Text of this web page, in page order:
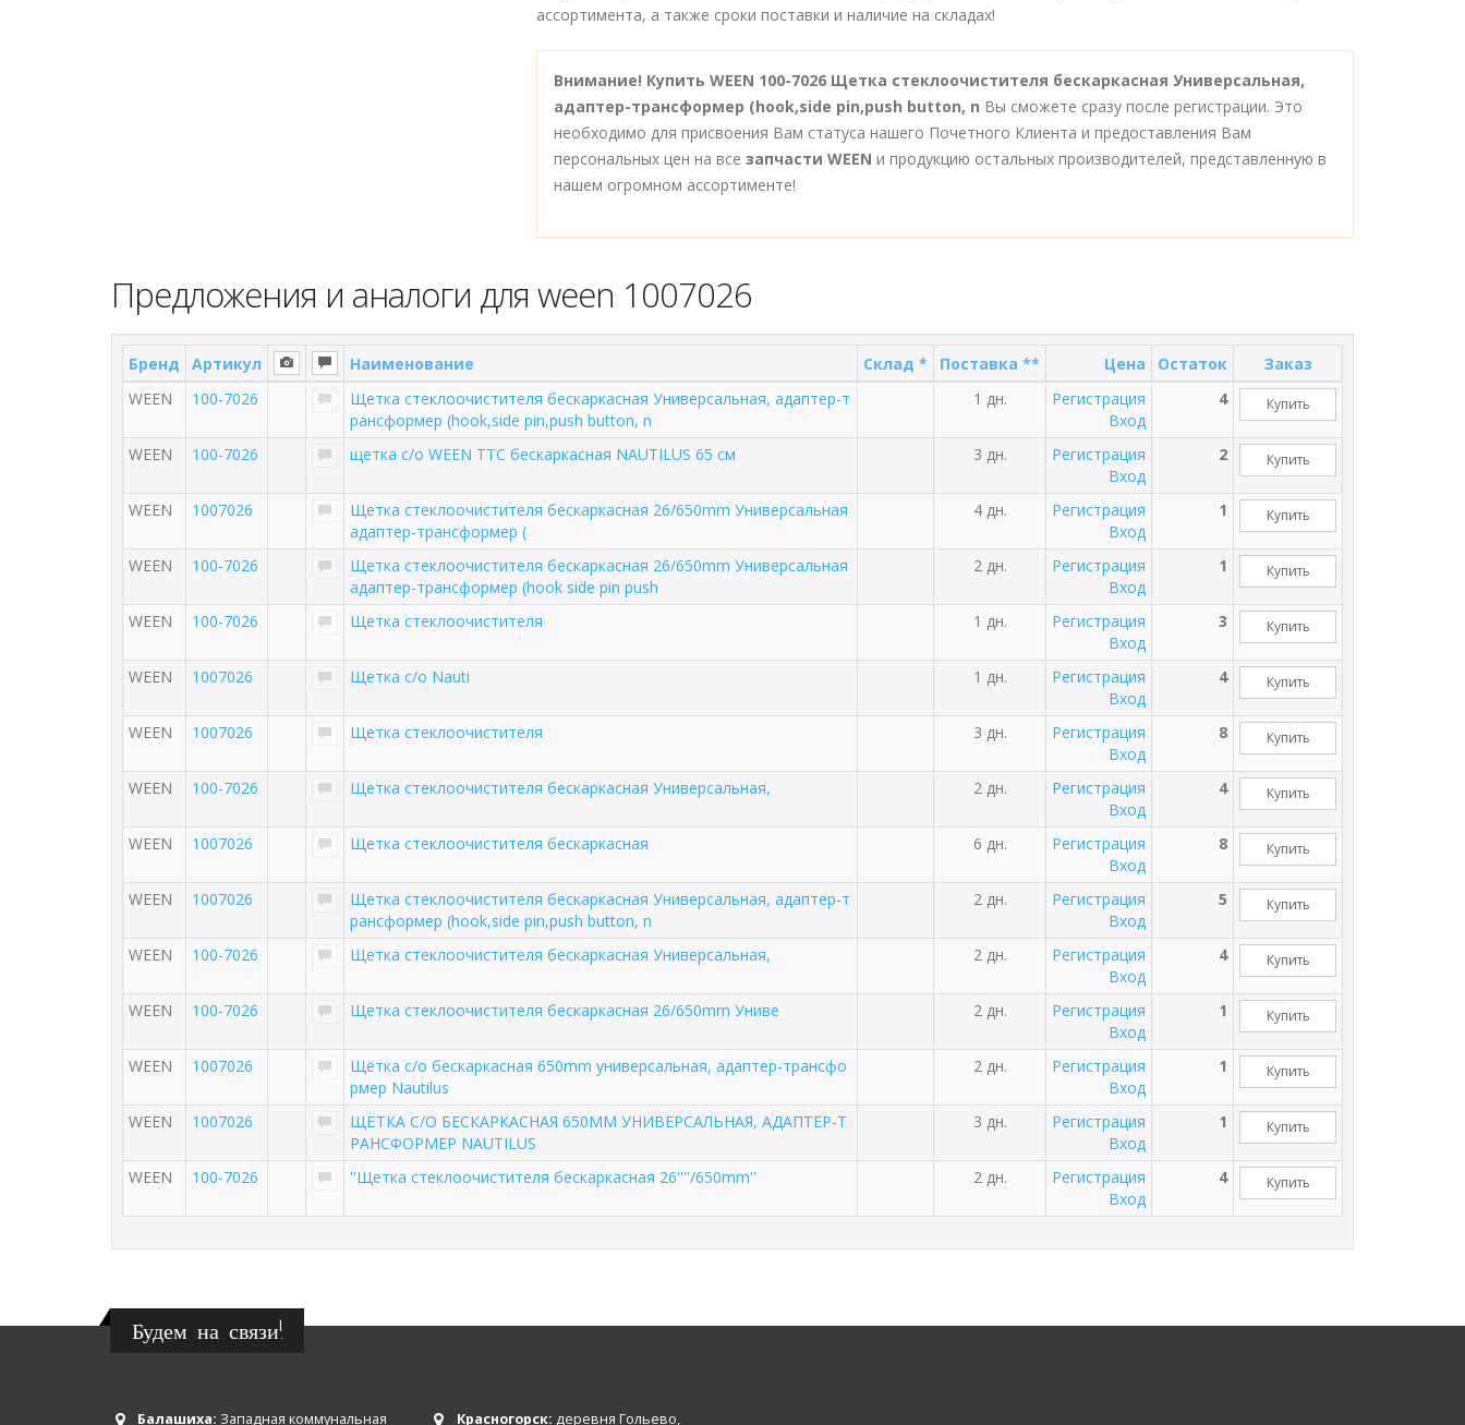
ассортимента, а также сроки поставки и наличие на складах!
Внимание! Купить WEEN 100-7026 Щетка стеклоочистителя бескаркасная Универсальная,
адаптер-трансформер (hook,side pin,push button, n Вы сможете сразу после регистрации. Это
необходимо для присвоения Вам статуса нашего Почетного Клиента и предоставления Вам
персональных цен на все запчасти WEEN и продукцию остальных производителей, представленную в
нашем огромном ассортименте!
Предложения и аналоги для ween 1007026
Бренд Артикул Наименование Склад * Поставка ** Цена Остаток
Заказ
WEEN
100-7026
Щетка стеклоочистителя бескаркасная Универсальная, адаптер-т
рансформер (hook,side pin,push button, n
1 дн.
Регистрация
Вход
4 Купить
WEEN 100-7026 щетка с/о WEEN TTC бескаркасная NAUTILUS 65 см 3 дн.
Регистрация
Вход
2 Купить
WEEN 1007026
Щетка стеклоочистителя бескаркасная 26/650mm Универсальная
адаптер-трансформер (
4 дн.
Регистрация
Вход
1 Купить
WEEN 100-7026
Щетка стеклоочистителя бескаркасная 26/650mm Универсальная
адаптер-трансформер (hook side pin push
2 дн.
Регистрация
Вход
1 Купить
WEEN 100-7026 Щетка стеклоочистителя 1 дн.
Регистрация
Вход
3 Купить
WEEN 1007026 Щетка с/о Nauti 1 дн.
Регистрация
Вход
4 Купить
WEEN 1007026 Щетка стеклоочистителя 3 дн.
Регистрация
Вход
8 Купить
WEEN 100-7026 Щетка стеклоочистителя бескаркасная Универсальная, 2 дн.
Регистрация
Вход
4 Купить
WEEN 1007026 Щетка стеклоочистителя бескаркасная 6 дн.
Регистрация
Вход
8 Купить
WEEN 1007026
Щетка стеклоочистителя бескаркасная Универсальная, адаптер-т
рансформер (hook,side pin,push button, n
2 дн.
Регистрация
Вход
5 Купить
WEEN 100-7026 Щетка стеклоочистителя бескаркасная Универсальная, 2 дн.
Регистрация
Вход
4 Купить
WEEN 100-7026 Щетка стеклоочистителя бескаркасная 26/650mm Униве 2 дн.
Регистрация
Вход
1 Купить
WEEN 1007026
Щётка с/о бескаркасная 650mm универсальная, адаптер-трансфо
рмер Nautilus
2 дн.
Регистрация
Вход
1 Купить
WEEN 1007026
ЩЁТКА С/О БЕСКАРКАСНАЯ 650MM УНИВЕРСАЛЬНАЯ, АДАПТЕР-Т
РАНСФОРМЕР NAUTILUS
3 дн.
Регистрация
Вход
1 Купить
WEEN 100-7026 ''Щетка стеклоочистителя бескаркасная 26''''/650mm'' 2 дн.
Регистрация
Вход
4 Купить
Будем на связи!
Балашиха: Западная коммунальная Красногорск: деревня Гольево,